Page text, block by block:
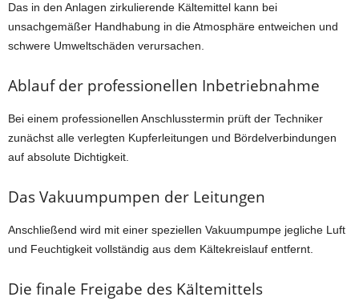
Das in den Anlagen zirkulierende Kältemittel kann bei
unsachgemäßer Handhabung in die Atmosphäre entweichen und
schwere Umweltschäden verursachen.
Ablauf der professionellen Inbetriebnahme
Bei einem professionellen Anschlusstermin prüft der Techniker
zunächst alle verlegten Kupferleitungen und Bördelverbindungen
auf absolute Dichtigkeit.
Das Vakuumpumpen der Leitungen
Anschließend wird mit einer speziellen Vakuumpumpe jegliche Luft
und Feuchtigkeit vollständig aus dem Kältekreislauf entfernt.
Die finale Freigabe des Kältemittels